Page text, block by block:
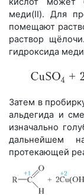
меди(II). Для
помещают
раствор
гидроксида
Затем в
альдегида и
изначально
дальнейшем
протекающей